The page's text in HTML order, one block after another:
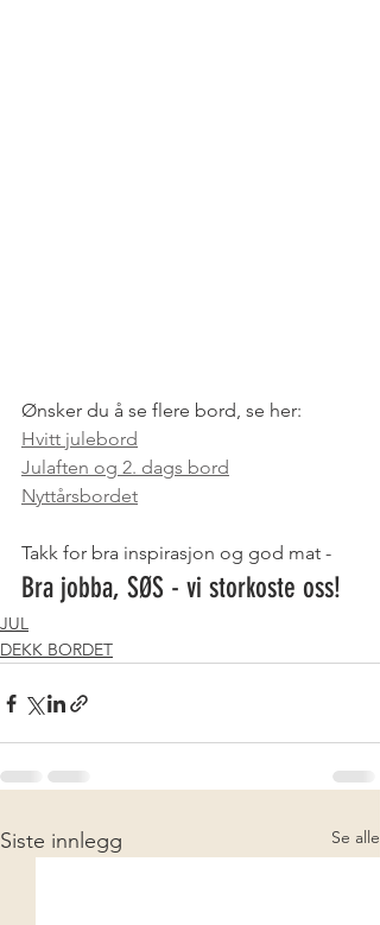
Ønsker du å se flere bord, se her:
Hvitt julebord
Julaften og 2. dags bord
Nyttårsbordet
Takk for bra inspirasjon og god mat -
Bra jobba, SØS - vi storkoste oss!
JUL
DEKK BORDET
Siste innlegg Se alle